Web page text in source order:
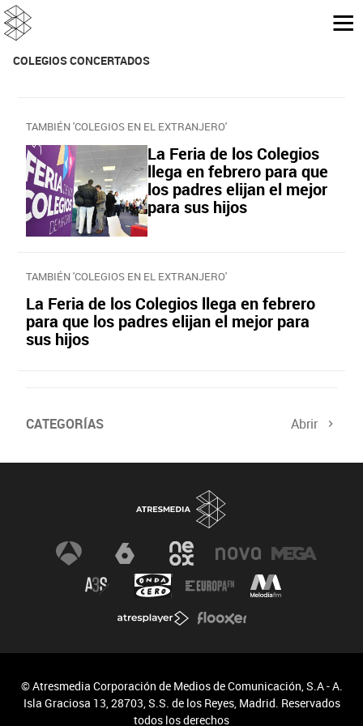
COLEGIOS CONCERTADOS
TAMBIÉN 'COLEGIOS EN EL EXTRANJERO'
La Feria de los Colegios
llega en febrero para que
los padres elijan el mejor
para sus hijos
TAMBIÉN 'COLEGIOS EN EL EXTRANJERO'
La Feria de los Colegios llega en febrero
para que los padres elijan el mejor para
sus hijos
CATEGORÍAS Abrir
© Atresmedia Corporación de Medios de Comunicación, S.A - A.
Isla Graciosa 13, 28703, S.S. de los Reyes, Madrid. Reservados
todos los derechos